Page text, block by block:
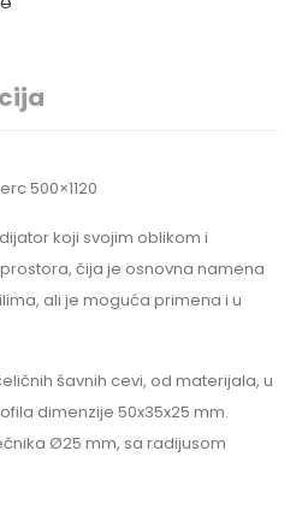
500×1120
koji svojim oblikom i
čija je osnovna namena
ali je moguća primena i u
šavnih cevi, od materijala, u
dimenzije 50x35x25 mm.
Ø25 mm, sa radijusom